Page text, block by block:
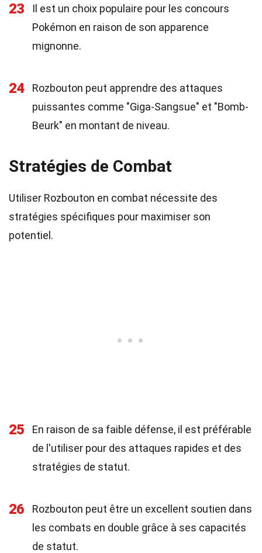
23
Il est un choix populaire pour les concours
Pokémon en raison de son apparence
mignonne.
24
Rozbouton peut apprendre des attaques
puissantes comme "Giga-Sangsue" et "Bomb-
Beurk" en montant de niveau.
Stratégies de Combat
Utiliser Rozbouton en combat nécessite des
stratégies spécifiques pour maximiser son
potentiel.
25
En raison de sa faible défense, il est préférable
de l'utiliser pour des attaques rapides et des
stratégies de statut.
26
Rozbouton peut être un excellent soutien dans
les combats en double grâce à ses capacités
de statut.